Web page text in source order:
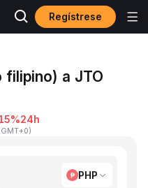
Regístrese
filipino) a JTO
24h
GMT+0)
PHP